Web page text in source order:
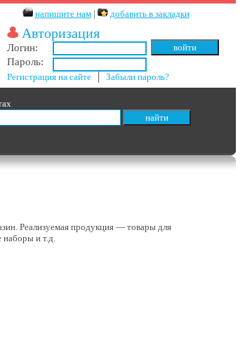
напишите нам| добавить в закладки
Авторизация
Логин:
Пароль:
Регистрация на сайте │Забыли пароль?
Реализуемая продукция — товары для
наборы и т.д.